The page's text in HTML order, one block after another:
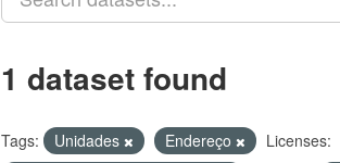
1 dataset found
Tags: Unidades Endereço
Licenses: